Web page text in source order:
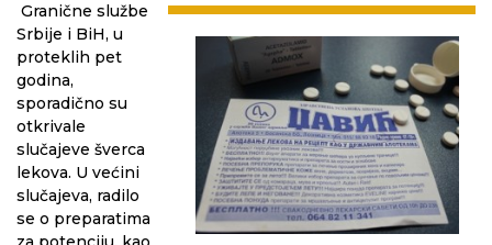
Granične službe
Srbije i BiH, u
proteklih pet
godina,
sporadično su
otkrivale
slučajeve šverca
lekova. U većini
slučajeva, radilo
se o preparatima